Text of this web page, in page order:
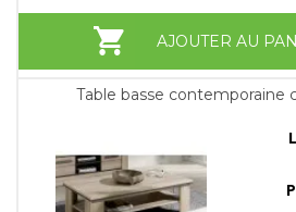
AJOUTER AU
Table basse contemporaine